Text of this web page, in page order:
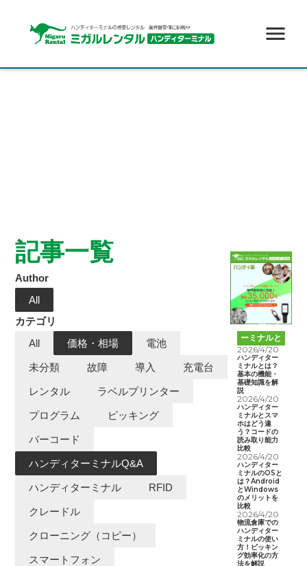
記事一覧
Author
All
カテゴリ
All
価格・相場 電池
未分類 故障 導入 充電台
レンタル ラベルプリンター
プログラム ピッキング
バーコード
ハンディターミナルQ&A
ハンディターミナル RFID
クレードル
クローニング（コピー）
スマートフォン
ハンディタ
ーミナルと
は
2026/4/20
ハンディター
ミナルとは？
基本の機能・
基礎知識を解
説
2026/4/20
ハンディター
ミナルとスマ
ホはどう違
う？コードの
読み取り能力
比較
2026/4/20
ハンディター
ミナルのOSと
は？Android
とWindows
のメリットを
比較
2026/4/20
物流倉庫での
ハンディター
ミナルの使い
方！ピッキン
グ効率化の方
法を解説
menu